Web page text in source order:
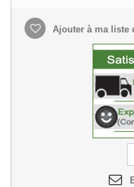
Ajouter à ma liste